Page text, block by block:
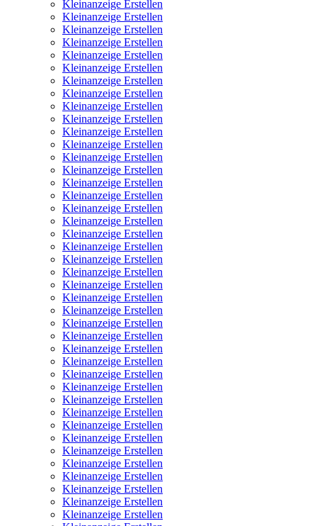
Kleinanzeige Erstellen
Kleinanzeige Erstellen
Kleinanzeige Erstellen
Kleinanzeige Erstellen
Kleinanzeige Erstellen
Kleinanzeige Erstellen
Kleinanzeige Erstellen
Kleinanzeige Erstellen
Kleinanzeige Erstellen
Kleinanzeige Erstellen
Kleinanzeige Erstellen
Kleinanzeige Erstellen
Kleinanzeige Erstellen
Kleinanzeige Erstellen
Kleinanzeige Erstellen
Kleinanzeige Erstellen
Kleinanzeige Erstellen
Kleinanzeige Erstellen
Kleinanzeige Erstellen
Kleinanzeige Erstellen
Kleinanzeige Erstellen
Kleinanzeige Erstellen
Kleinanzeige Erstellen
Kleinanzeige Erstellen
Kleinanzeige Erstellen
Kleinanzeige Erstellen
Kleinanzeige Erstellen
Kleinanzeige Erstellen
Kleinanzeige Erstellen
Kleinanzeige Erstellen
Kleinanzeige Erstellen
Kleinanzeige Erstellen
Kleinanzeige Erstellen
Kleinanzeige Erstellen
Kleinanzeige Erstellen
Kleinanzeige Erstellen
Kleinanzeige Erstellen
Kleinanzeige Erstellen
Kleinanzeige Erstellen
Kleinanzeige Erstellen
Kleinanzeige Erstellen